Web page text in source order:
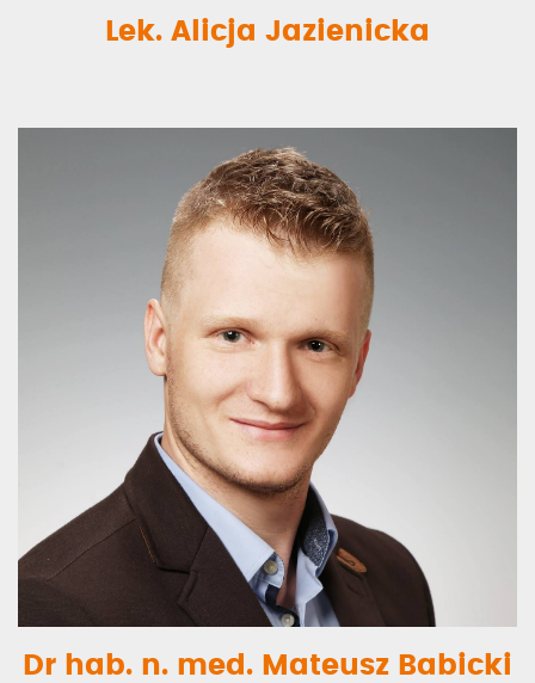
Lek. Alicja Jazienicka
Dr hab. n. med. Mateusz Babicki